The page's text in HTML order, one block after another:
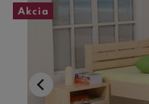
Akcia